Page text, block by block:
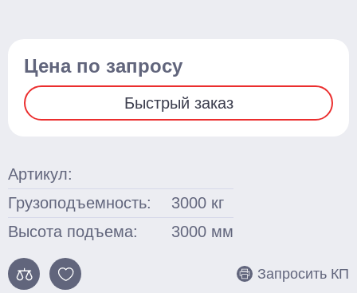
Артикул:
Грузоподъемность:
3000 кг
Высота подъема:
3000 мм
Запросить КП
Цена по запросу
Быстрый заказ
Гидравлические
С электроподъемом
Поломоечные машины
С сиденьем оператора
Толкаемого типа
Грузоподъемное оборудование